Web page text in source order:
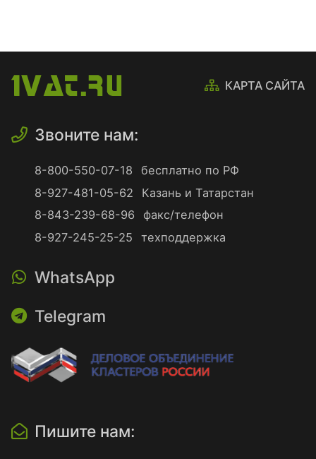
КАРТА САЙТА
Звоните нам:
8-800-550-07-18
бесплатно по РФ
8-927-481-05-62
Казань и Татарстан
8-843-239-68-96
факс/телефон
8-927-245-25-25
техподдержка
WhatsApp
Telegram
Пишите нам: